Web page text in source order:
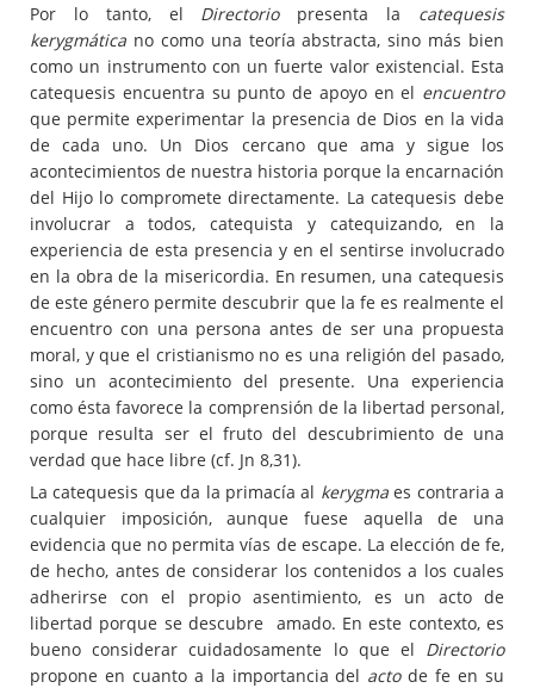
Por lo tanto, el Directoriopresenta la catequesis
kerygmática no como una teoría abstracta, sino más bien
como un instrumento con un fuerte valor existencial. Esta
catequesis encuentra su punto de apoyo en el encuentro
que permite experimentar la presencia de Dios en la vida
de cada uno. Un Dios cercano que ama y sigue los
acontecimientos de nuestra historia porque la encarnación
del Hijo lo compromete directamente. La catequesis debe
involucrar a todos, catequista y catequizando, en la
experiencia de esta presencia y en el sentirse involucrado
en la obra de la misericordia. En resumen, una catequesis
de este género permite descubrir que la fe es realmente el
encuentro con una persona antes de ser una propuesta
moral, y que el cristianismo no es una religión del pasado,
sino un acontecimiento del presente. Una experiencia
como ésta favorece la comprensión de la libertad personal,
porque resulta ser el fruto del descubrimiento de una
verdad que hace libre (cf. Jn 8,31).
La catequesis que da la primacía al kerygmaes contraria a
cualquier imposición, aunque fuese aquella de una
evidencia que no permita vías de escape. La elección de fe,
de hecho, antes de considerar los contenidos a los cuales
adherirse con el propio asentimiento, es un acto de
libertad porque se descubre amado. En este contexto, es
bueno considerar cuidadosamente lo que el Directorio
propone en cuanto a la importancia del actode fe en su